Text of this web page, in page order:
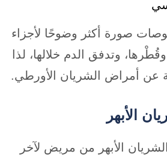
صورة أكثر وضوحًا لأجزاء
وتدفق الدم خلالها، لذا
عن أمراض الشريان الأورطي.
الأبهر
الأبهر من مريض لآخر